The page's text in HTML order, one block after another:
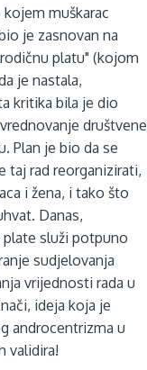
muškarac
je zasnovan na
platu" (kojom
je nastala,
kritika bila je dio
društvene
Plan je bio da se
taj rad reorganizirati,
i žena, i tako što
Danas,
služi potpuno
sudjelovanja
vrijednosti rada u
ideja koja je
androcentrizma u
validira!